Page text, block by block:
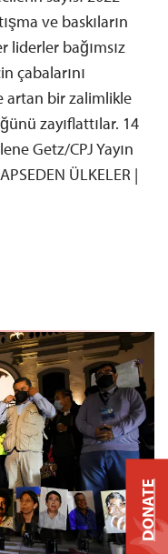
ve baskıların
bağımsız
çabalarını
artan bir zalimlikle
zayıflattılar. 14
Getz/CPJ Yayın
ÜLKELER |
DONATE